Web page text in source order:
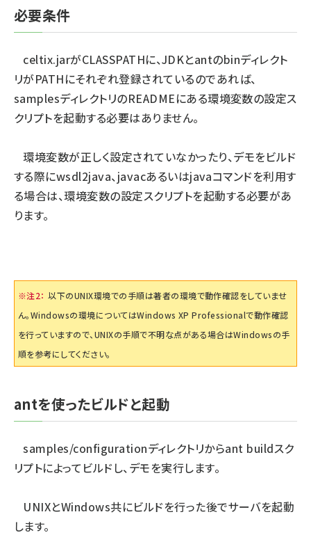
必要条件
celtix.jarがCLASSPATHに、JDKとantのbinディレクト
リがPATHにそれぞれ登録されているのであれば、
samplesディレクトリのREADMEにある環境変数の設定ス
クリプトを起動する必要はありません。
環境変数が正しく設定されていなかったり、デモをビルド
する際にwsdl2java、javacあるいはjavaコマンドを利用す
る場合は、環境変数の設定スクリプトを起動する必要があ
ります。
※注2： 以下のUNIX環境での手順は著者の環境で動作確認をしていませ
ん。Windowsの環境についてはWindows XP Professionalで動作確認
を行っていますので、UNIXの手順で不明な点がある場合はWindowsの手
順を参考にしてください。
antを使ったビルドと起動
samples/configurationディレクトリからant buildスク
リプトによってビルドし、デモを実行します。
UNIXとWindows共にビルドを行った後でサーバを起動
します。